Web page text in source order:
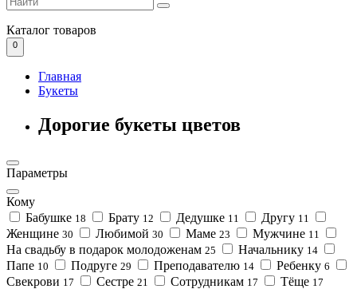
Каталог товаров
0
Главная
Букеты
Дорогие букеты цветов
Параметры
Кому
Бабушке 18 Брату 12 Дедушке 11 Другу 11
Женщине 30 Любимой 30 Маме 23 Мужчине 11
На свадьбу в подарок молодоженам 25 Начальнику 14
Папе 10 Подруге 29 Преподавателю 14 Ребенку 6
Свекрови 17 Сестре 21 Сотрудникам 17 Тёще 17